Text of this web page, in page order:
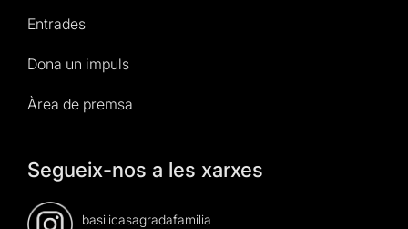
Entrades
Dona un impuls
Àrea de premsa
Segueix-nos a les xarxes
basilicasagradafamilia